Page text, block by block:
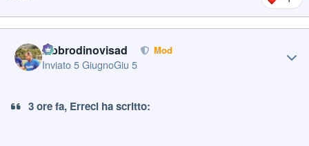
labbrodinovisad Mod
Inviato5 GiugnoGiu 5
3 ore fa, Erreci ha scritto: